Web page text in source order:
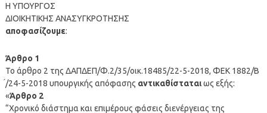
Η ΥΠΟΥΡΓΟΣ
ΔΙΟΙΚΗΤΙΚΗΣ ΑΝΑΣΥΓΚΡΟΤΗΣΗΣ
αποφασίζουμε:
Άρθρο 1
Το άρθρο 2 της ΔΑΠΔΕΠ/Φ.2/35/οικ.18485/22-5-2018, ΦΕΚ 1882/Β
́/24-5-2018 υπουργικής απόφασης αντικαθίσταταιως εξής:
«Άρθρο 2
“Χρονικό διάστημα και επιμέρους φάσεις διενέργειας της